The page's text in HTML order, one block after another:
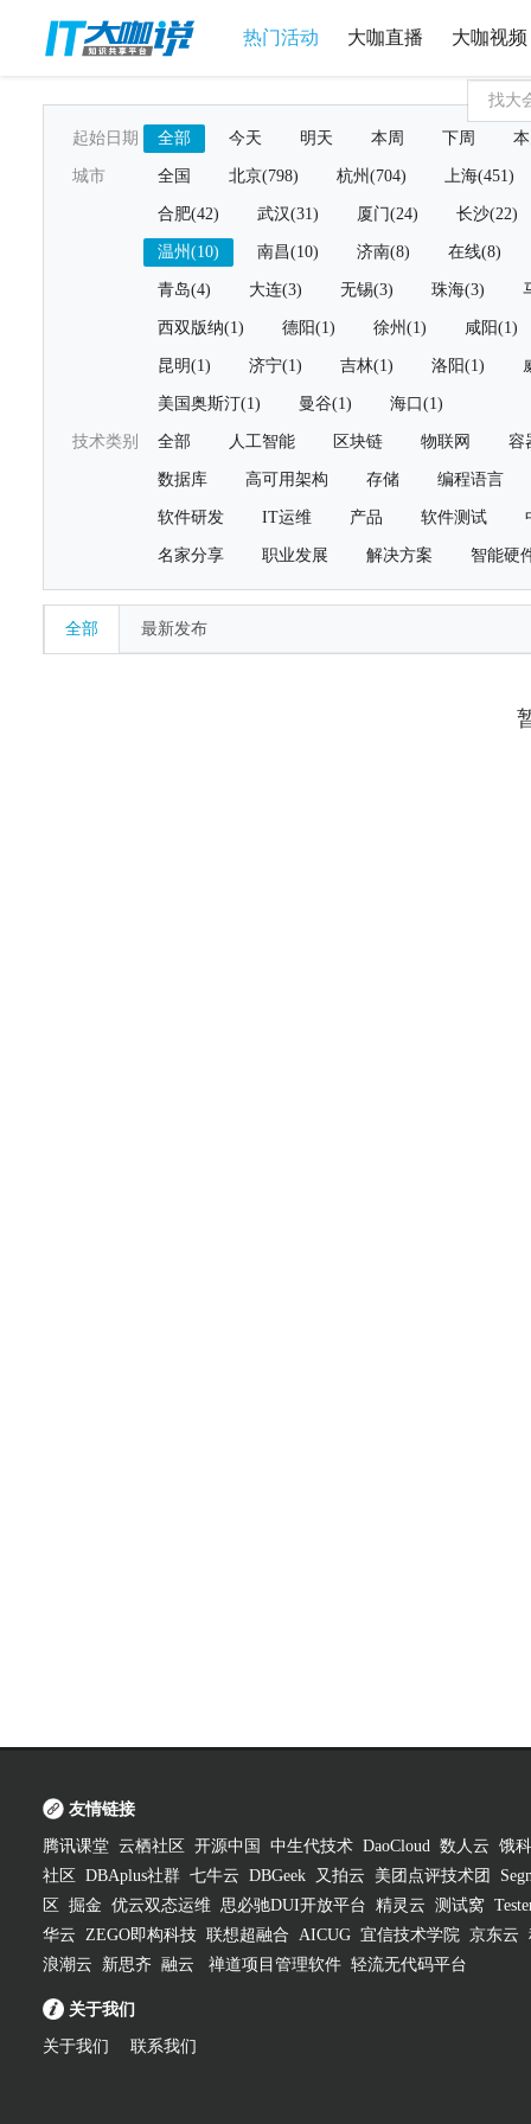
热门活动 大咖直播 大咖视频
起始日期 全部 今天 明天 本周 下周
城市 全国 北京(798) 杭州(704) 上海(451)
合肥(42) 武汉(31) 厦门(24) 长沙(22)
温州(10) 南昌(10) 济南(8) 在线(8)
青岛(4) 大连(3) 无锡(3) 珠海(3)
西双版纳(1) 德阳(1) 徐州(1) 咸阳(1)
昆明(1) 济宁(1) 吉林(1) 洛阳(1)
美国奥斯汀(1) 曼谷(1) 海口(1)
技术类别 全部 人工智能 区块链 物联网 容
数据库 高可用架构 存储 编程语言
软件研发 IT运维 产品 软件测试
名家分享 职业发展 解决方案 智能硬
全部 最新发布
友情链接
腾讯课堂 云栖社区 开源中国 中生代技术 DaoCloud 数人云 饿
社区
DBAplus社群 七牛云 DBGeek 又拍云 美团点评技术团
区
掘金 优云双态运维 思必驰DUI开放平台 精灵云 测试窝
华云 ZEGO即构科技 联想超融合 AICUG 宜信技术学院 京东云
浪潮云
新思齐 融云 禅道项目管理软件 轻流无代码平台
关于我们
关于我们 联系我们